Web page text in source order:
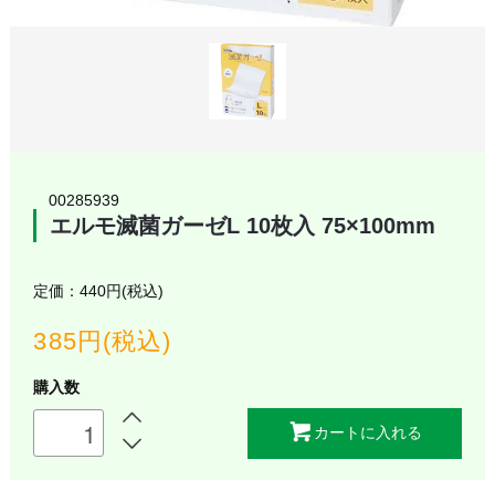
00285939
エルモ滅菌ガーゼL 10枚入 75×100mm
定価：440円(税込)
385円(税込)
購入数
カートに入れる